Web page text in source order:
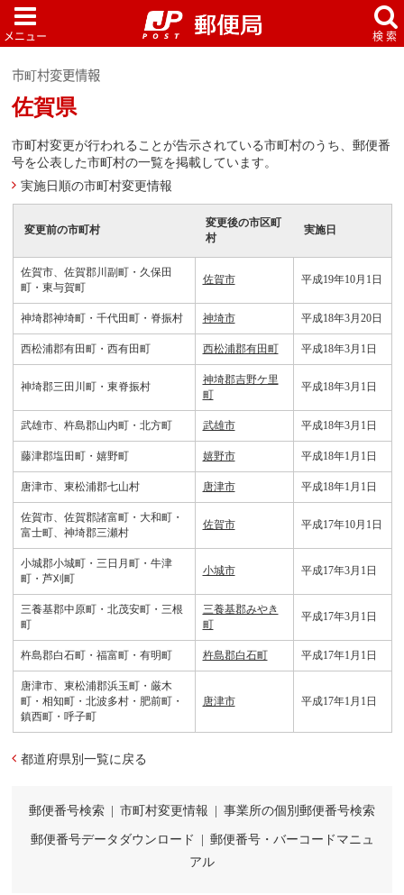
市町村変更情報
佐賀県
市町村変更が行われることが告示されている市町村のうち、郵便番
号を公表した市町村の一覧を掲載しています。
実施日順の市町村変更情報
変更前の市町村
変更後の市区町
村
実施日
佐賀市、佐賀郡川副町・久保田
町・東与賀町
佐賀市 平成19年10月1日
神埼郡神埼町・千代田町・脊振村 神埼市 平成18年3月20日
西松浦郡有田町・西有田町 西松浦郡有田町 平成18年3月1日
神埼郡三田川町・東脊振村
神埼郡吉野ケ里
町
平成18年3月1日
武雄市、杵島郡山内町・北方町 武雄市 平成18年3月1日
藤津郡塩田町・嬉野町 嬉野市 平成18年1月1日
唐津市、東松浦郡七山村 唐津市 平成18年1月1日
佐賀市、佐賀郡諸富町・大和町・
富士町、神埼郡三瀬村
佐賀市 平成17年10月1日
小城郡小城町・三日月町・牛津
町・芦刈町
小城市 平成17年3月1日
三養基郡中原町・北茂安町・三根
町
三養基郡みやき
町
平成17年3月1日
杵島郡白石町・福富町・有明町 杵島郡白石町 平成17年1月1日
唐津市、東松浦郡浜玉町・厳木
町・相知町・北波多村・肥前町・
鎮西町・呼子町
唐津市 平成17年1月1日
都道府県別一覧に戻る
郵便番号検索 | 市町村変更情報 | 事業所の個別郵便番号検索
郵便番号データダウンロード | 郵便番号・バーコードマニュ
アル